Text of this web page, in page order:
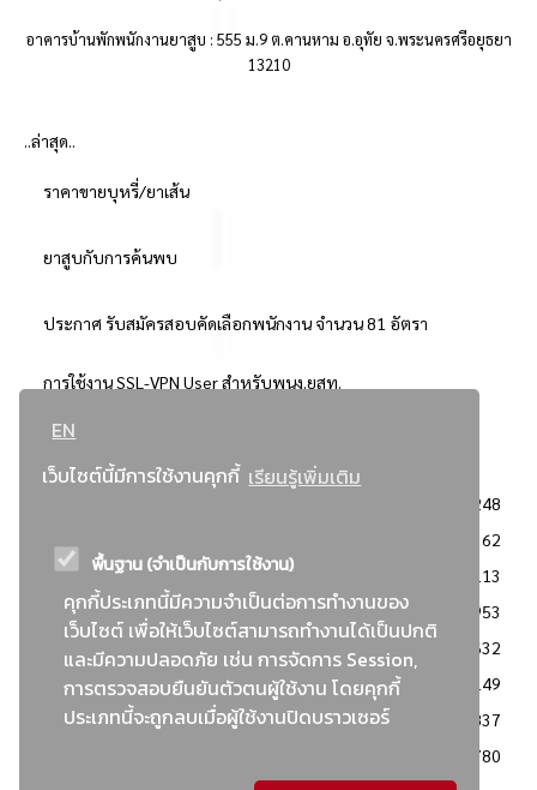
EN
เว็บไซต์นี้มีการใช้งานคุกกี้ เรียนรู้เพิ่มเติม
พื้นฐาน (จำเป็นกับการใช้งาน)
คุกกี้ประเภทนี้มีความจำเป็นต่อการทำงานของ
เว็บไซต์ เพื่อให้เว็บไซต์สามารถทำงานได้เป็นปกติ
และมีความปลอดภัย เช่น การจัดการ Session,
การตรวจสอบยืนยันตัวตนผู้ใช้งาน โดยคุกกี้
ประเภทนี้จะถูกลบเมื่อผู้ใช้งานปิดบราวเซอร์
อาคารบ้านพักพนักงานยาสูบ : 555 ม.9 ต.คานหาม อ.อุทัย จ.พระนครศรีอยุธยา
13210
..ล่าสุด..
ราคาขายบุหรี่/ยาเส้น
ยาสูบกับการค้นพบ
ประกาศ รับสมัครสอบคัดเลือกพนักงาน จำนวน 81 อัตรา
การใช้งาน SSL-VPN User สำหรับพนง.ยสท.
..ยอดนิยม..
3248
2362
: วิธีเฉพาะเจาะจง
2113
ข่าวสาร/ประกาศ
1953
: เอกสารส่งเสริมความโปร่งใสในการจัดซื้อจัดจ้าง
1632
ข่าวสารจัดซื้อจัดจ้าง
1149
: แผนการจัดซื้อจัดจ้าง
837
780